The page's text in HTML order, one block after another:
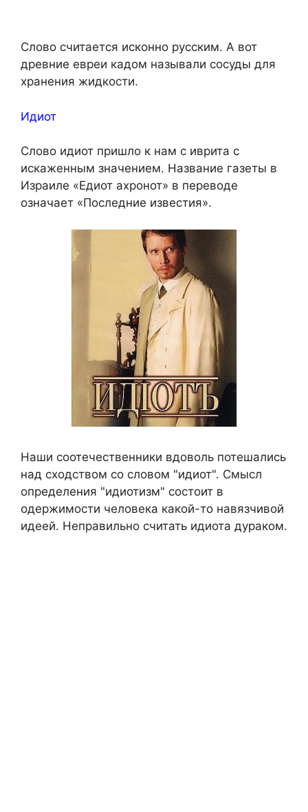
Слово считается исконно русским. А вот
древние евреи кадом называли сосуды для
хранения жидкости.
Идиот
Слово идиот пришло к нам с иврита с
искаженным значением. Название газеты в
Израиле «Едиот ахронот» в переводе
означает «Последние известия».
Наши соотечественники вдоволь потешались
над сходством со словом "идиот". Смысл
определения "идиотизм" состоит в
одержимости человека какой-то навязчивой
идеей. Неправильно считать идиота дураком.